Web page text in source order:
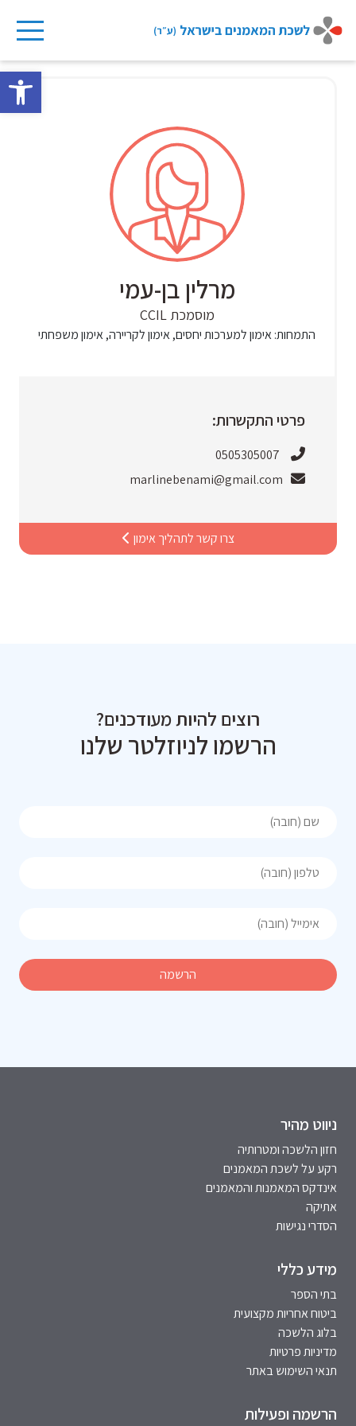
to
מרלין בן-עמי
מוסמכת CCIL
התמחות:אימון למערכות יחסים, אימון לקריירה, אימון משפחתי
פרטי התקשרות:
0505305007
marlinebenami@gmail.com
צרו קשר לתהליך אימון
רוצים להיות מעודכנים?
הרשמו לניוזלטר שלנו
ניווט מהיר
חזון הלשכה ומטרותיה
רקע על לשכת המאמנים
אינדקס המאמנות והמאמנים
אתיקה
הסדרי נגישות
מידע כללי
בתי הספר
ביטוח אחריות מקצועית
בלוג הלשכה
מדיניות פרטיות
תנאי השימוש באתר
הרשמה ופעילות